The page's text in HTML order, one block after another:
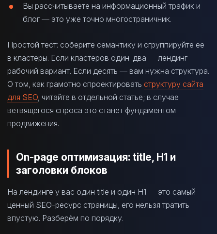
Вы рассчитываете на информационный трафик и
блог — это уже точно многостраничник.
Простой тест: соберите семантику и сгруппируйте её
в кластеры. Если кластеров один-два — лендинг
рабочий вариант. Если десять — вам нужна структура.
О том, как грамотно спроектировать структуру сайта
для SEO , читайте в отдельной статье; в случае
ветвящегося спроса это станет фундаментом
продвижения.
On-page оптимизация: title, H1 и
заголовки блоков
На лендинге у вас один title и один H1 — это самый
ценный SEO-ресурс страницы, его нельзя тратить
впустую. Разберём по порядку.